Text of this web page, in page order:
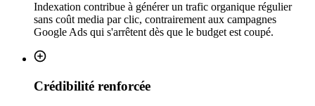
Indexation contribue à générer un trafic organique régulier
sans coût media par clic, contrairement aux campagnes
Google Ads qui s'arrêtent dès que le budget est coupé.
Crédibilité renforcée